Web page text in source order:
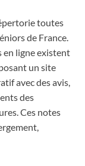
toutes
de France.
en ligne existent
un site
avec des avis,
des
Ces notes